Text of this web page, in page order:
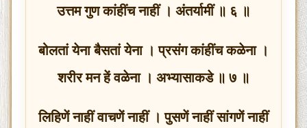
उत्तम गुण कांहींच नाहीं । अंतर्यामीं ॥ ६ ॥
बोलतां येना बैसतां येना । प्रसंग कांहींच कळेना ।
शरीर मन हें वळेना । अभ्यासाकडे ॥ ७ ॥
लिहिणें नाहीं वाचणें नाहीं । पुसणें नाहीं सांगणें नाहीं